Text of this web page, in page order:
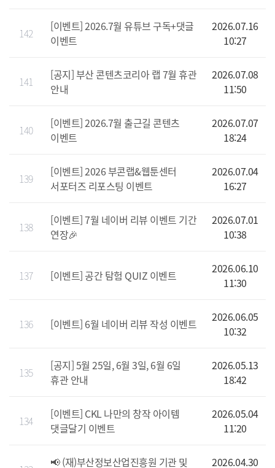
142
[이벤트] 2026.7월 유튜브 구독+댓글
이벤트
2026.07.16
10:27
141
[공지] 부산 콘텐츠코리아 랩 7월 휴관
안내
2026.07.08
11:50
140
[이벤트] 2026.7월 출근길 콘텐츠
이벤트
2026.07.07
18:24
139
[이벤트] 2026 부콘랩&웹툰센터
서포터즈 리포스팅 이벤트
2026.07.04
16:27
138
[이벤트] 7월 네이버 리뷰 이벤트 기간
연장🎉
2026.07.01
10:38
137 [이벤트] 공간 탐험 QUIZ 이벤트
2026.06.10
11:30
136 [이벤트] 6월 네이버 리뷰 작성 이벤트
2026.06.05
10:32
135
[공지] 5월 25일, 6월 3일, 6월 6일
휴관 안내
2026.05.13
18:42
134
[이벤트] CKL 나만의 창작 아이템
댓글달기 이벤트
2026.05.04
11:20
📢 (재)부산정보산업진흥원 기관 및
2026.04.30